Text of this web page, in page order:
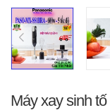
Máy xay sinh